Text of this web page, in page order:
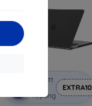
Rabatt
kupong
EXTRA10